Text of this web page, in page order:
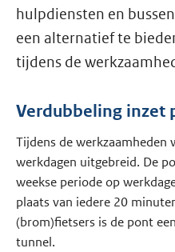
hulpdiensten en
een alternatief te
tijdens de
Verdubbeling inzet
Tijdens de
werkdagen uitgebreid. De
weekse periode op
plaats van iedere 20
(brom)fietsers is de pont
tunnel.